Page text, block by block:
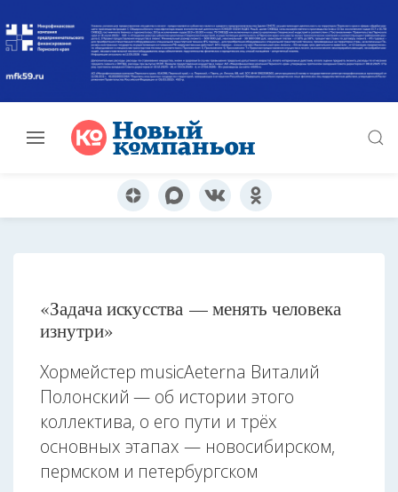
«Задача искусства — менять человека
изнутри»
Хормейстер musicAeterna Виталий
Полонский — об истории этого
коллектива, о его пути и трёх
основных этапах — новосибирском,
пермском и петербургском